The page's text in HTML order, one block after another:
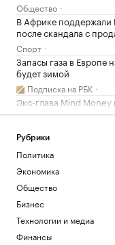
Общество
В Африке
после скандала с
Спорт
Запасы газа в Европе
будет зимой
Подписка на РБК
Экс-глава Mind
по «делу брокеров»
Как изучали Луну: от
телескопа до высадки.
Общество
Трамп заявил о
урегулировании
конфликта
Политика
Гендиректор
Рубрики
Политика
Экономика
Общество
Бизнес
Технологии и медиа
Финансы